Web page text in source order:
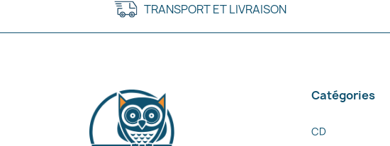
TRANSPORT ET LIVRAISON
Catégories
CD